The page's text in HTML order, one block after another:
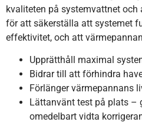
kvaliteten på systemvattnet
för att säkerställa att systemet
effektivitet, och att
Upprätthåll maximal
Bidrar till att förhindra
Förlänger värmepannans
Lättanvänt test på plats –
omedelbart vidta